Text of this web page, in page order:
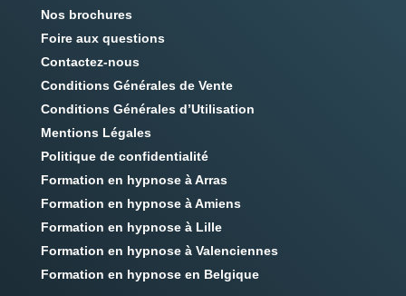
Nos brochures
Foire aux questions
Contactez-nous
Conditions Générales de Vente
Conditions Générales d’Utilisation
Mentions Légales
Politique de confidentialité
Formation en hypnose à Arras
Formation en hypnose à Amiens
Formation en hypnose à Lille
Formation en hypnose à Valenciennes
Formation en hypnose en Belgique